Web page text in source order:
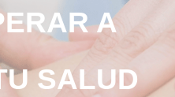
A
SALUD